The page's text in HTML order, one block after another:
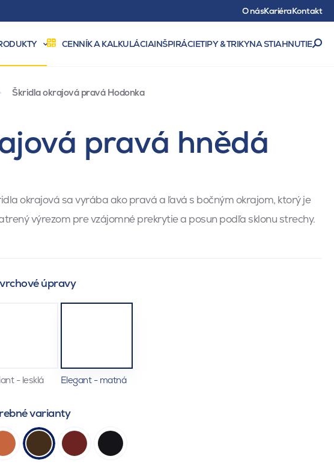
O násKariéraKontakt
CENNÍK A KALKULÁCIAINŠPIRÁCIETIPY & TRIKYNA STIAHNUTIE
Škridla okrajová pravá Hodonka
pravá hnědá
okrajová sa vyrába ako pravá a ľavá s bočným okrajom, ktorý je
výrezom pre vzájomné prekrytie a posun podľa sklonu strechy.
úpravy
- lesklá Elegant - matná
varianty